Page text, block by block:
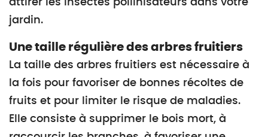
attirer les insectes pollinisateurs dans votre
jardin.
Une taille régulière des arbres fruitiers
La taille des arbres fruitiers est nécessaire à
la fois pour favoriser de bonnes récoltes de
fruits et pour limiter le risque de maladies.
Elle consiste à supprimer le bois mort, à